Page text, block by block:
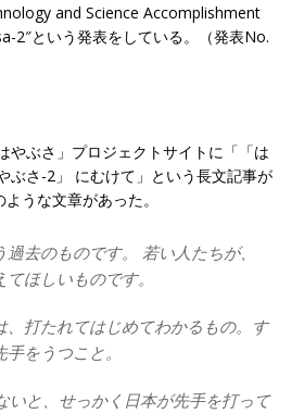
and Science Accomplishment
2″という発表をしている。（発表No.
やぶさ」プロジェクトサイトに「「は
ぶさ-2」 にむけて」という長文記事が
うな文章があった。
過去のものです。 若い人たちが、
てほしいものです。
、打たれてはじめてわかるもの。す
をうつこと。
いと、せっかく日本が先手を打って